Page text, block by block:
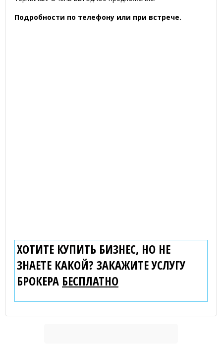
Подробности по телефону или при встрече.
ХОТИТЕ КУПИТЬ БИЗНЕС, НО НЕ
ЗНАЕТЕ КАКОЙ? ЗАКАЖИТЕ УСЛУГУ
БРОКЕРА БЕСПЛАТНО